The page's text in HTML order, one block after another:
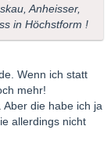
Anheisser,
in Höchstform !
Wenn ich statt
mehr!
die habe ich ja
allerdings nicht